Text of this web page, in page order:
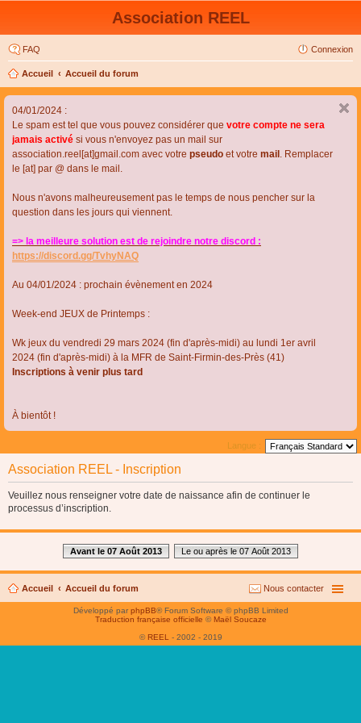
Association REEL
FAQ Connexion
Accueil Accueil du forum
04/01/2024 :
Le spam est tel que vous pouvez considérer que votre compte ne sera
jamais activé si vous n'envoyez pas un mail sur
association.reel[at]gmail.com avec votre pseudo et votre mail . Remplacer
le [at] par @ dans le mail.
Nous n'avons malheureusement pas le temps de nous pencher sur la
question dans les jours qui viennent.
=> la meilleure solution est de rejoindre notre discord :
https://discord.gg/TvhyNAQ
Au 04/01/2024 : prochain évènement en 2024
Week-end JEUX de Printemps :
Wk jeux du vendredi 29 mars 2024 (fin d'après-midi) au lundi 1er avril
2024 (fin d'après-midi) à la MFR de Saint-Firmin-des-Près (41)
Inscriptions à venir plus tard
À bientôt !
Langue :
Association REEL - Inscription
Veuillez nous renseigner votre date de naissance afin de continuer le
processus d’inscription.
Avant le 07 Août 2013 Le ou après le 07 Août 2013
Accueil Accueil du forum Nous contacter
Développé parphpBB® Forum Software © phpBB Limited
Traduction française officielle © Maël Soucaze
© REEL - 2002 - 2019